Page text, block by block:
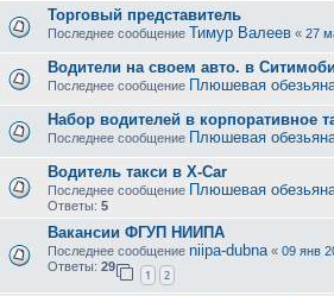
Торговый представитель
Последнее сообщение Тимур Валеев « 27
Водители на своем авто. в
Последнее сообщение Плюшевая
Набор водителей в корпоративное
Последнее сообщение Плюшевая
Водитель такси в X-Car
Последнее сообщение Плюшевая
Ответы: 5
Вакансии ФГУП НИИПА
Последнее сообщение niipa-dubna « 09 янв
Ответы: 29
1 2